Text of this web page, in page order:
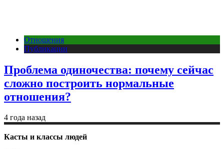
Отношения
Публикации
Проблема одиночества: почему сейчас
сложно построить нормальные
отношения?
4 года назад
Касты и классы людей